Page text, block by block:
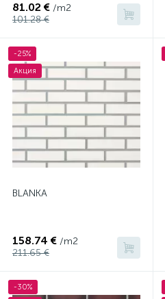
81.02 € /m2
101.28 €
-25%
Акция
BLANKA
158.74 € /m2
211.65 €
-30%